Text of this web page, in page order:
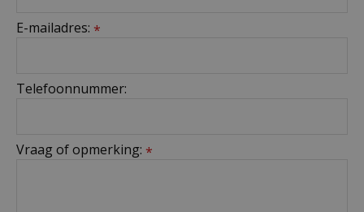
E-mailadres: *
Telefoonnummer:
Vraag of opmerking: *